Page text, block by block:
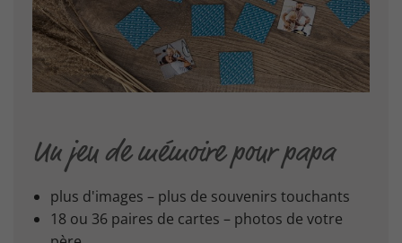
Un jeu de mémoire pour papa
plus d'images – plus de souvenirs touchants
18 ou 36 paires de cartes – photos de votre